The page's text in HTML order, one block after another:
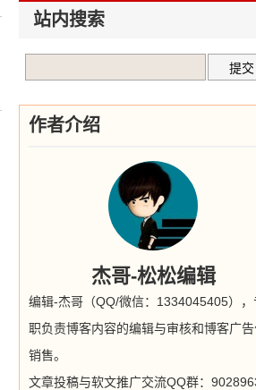
站内搜索
作者介绍
杰哥-松松编辑
编辑-杰哥（QQ/微信：1334045405），
职负责博客内容的编辑与审核和博客广
销售。
文章投稿与软文推广交流QQ群：